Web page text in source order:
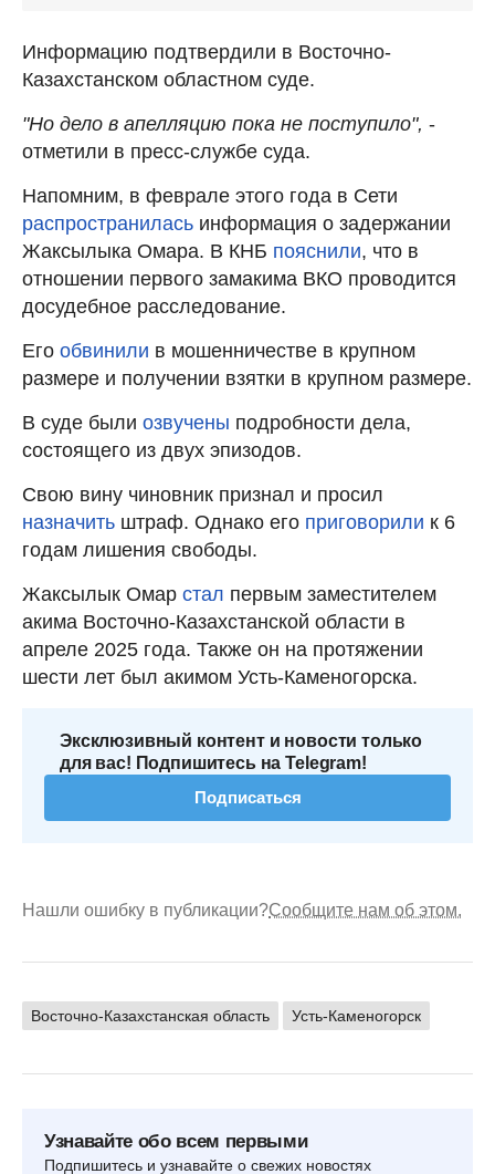
Информацию подтвердили в Восточно-
Казахстанском областном суде.
"Но дело в апелляцию пока не поступило", -
отметили в пресс-службе суда.
Напомним, в феврале этого года в Сети
распространилась информация о задержании
Жаксылыка Омара. В КНБ пояснили, что в
отношении первого замакима ВКО проводится
досудебное расследование.
Его обвинили в мошенничестве в крупном
размере и получении взятки в крупном размере.
В суде были озвучены подробности дела,
состоящего из двух эпизодов.
Свою вину чиновник признал и просил
назначить штраф. Однако его приговорили к 6
годам лишения свободы.
Жаксылык Омар стал первым заместителем
акима Восточно-Казахстанской области в
апреле 2025 года. Также он на протяжении
шести лет был акимом Усть-Каменогорска.
Эксклюзивный контент и новости только
для вас! Подпишитесь на Telegram!
Подписаться
Нашли ошибку в публикации?Сообщите нам об этом.
Восточно-Казахстанская область Усть-Каменогорск
Узнавайте обо всем первыми
Подпишитесь и узнавайте о свежих новостях